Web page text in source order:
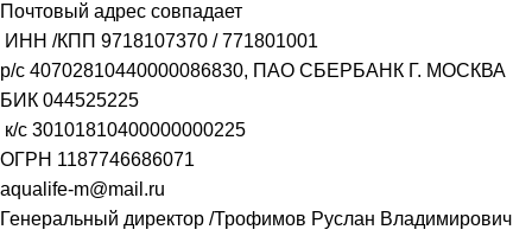
Почтовый адрес совпадает
ИНН /КПП 9718107370 /771801001
р/с 40702810440000086830, ПАО СБЕРБАНК Г. МОСКВА
БИК 044525225
к/с 30101810400000000225
ОГРН 1187746686071
aqualife-m@mail.ru
Генеральный директор /Трофимов Руслан Владимирович